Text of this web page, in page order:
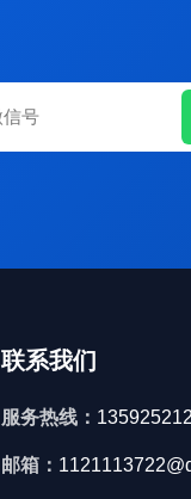
联系我们
服务热线：
邮箱：